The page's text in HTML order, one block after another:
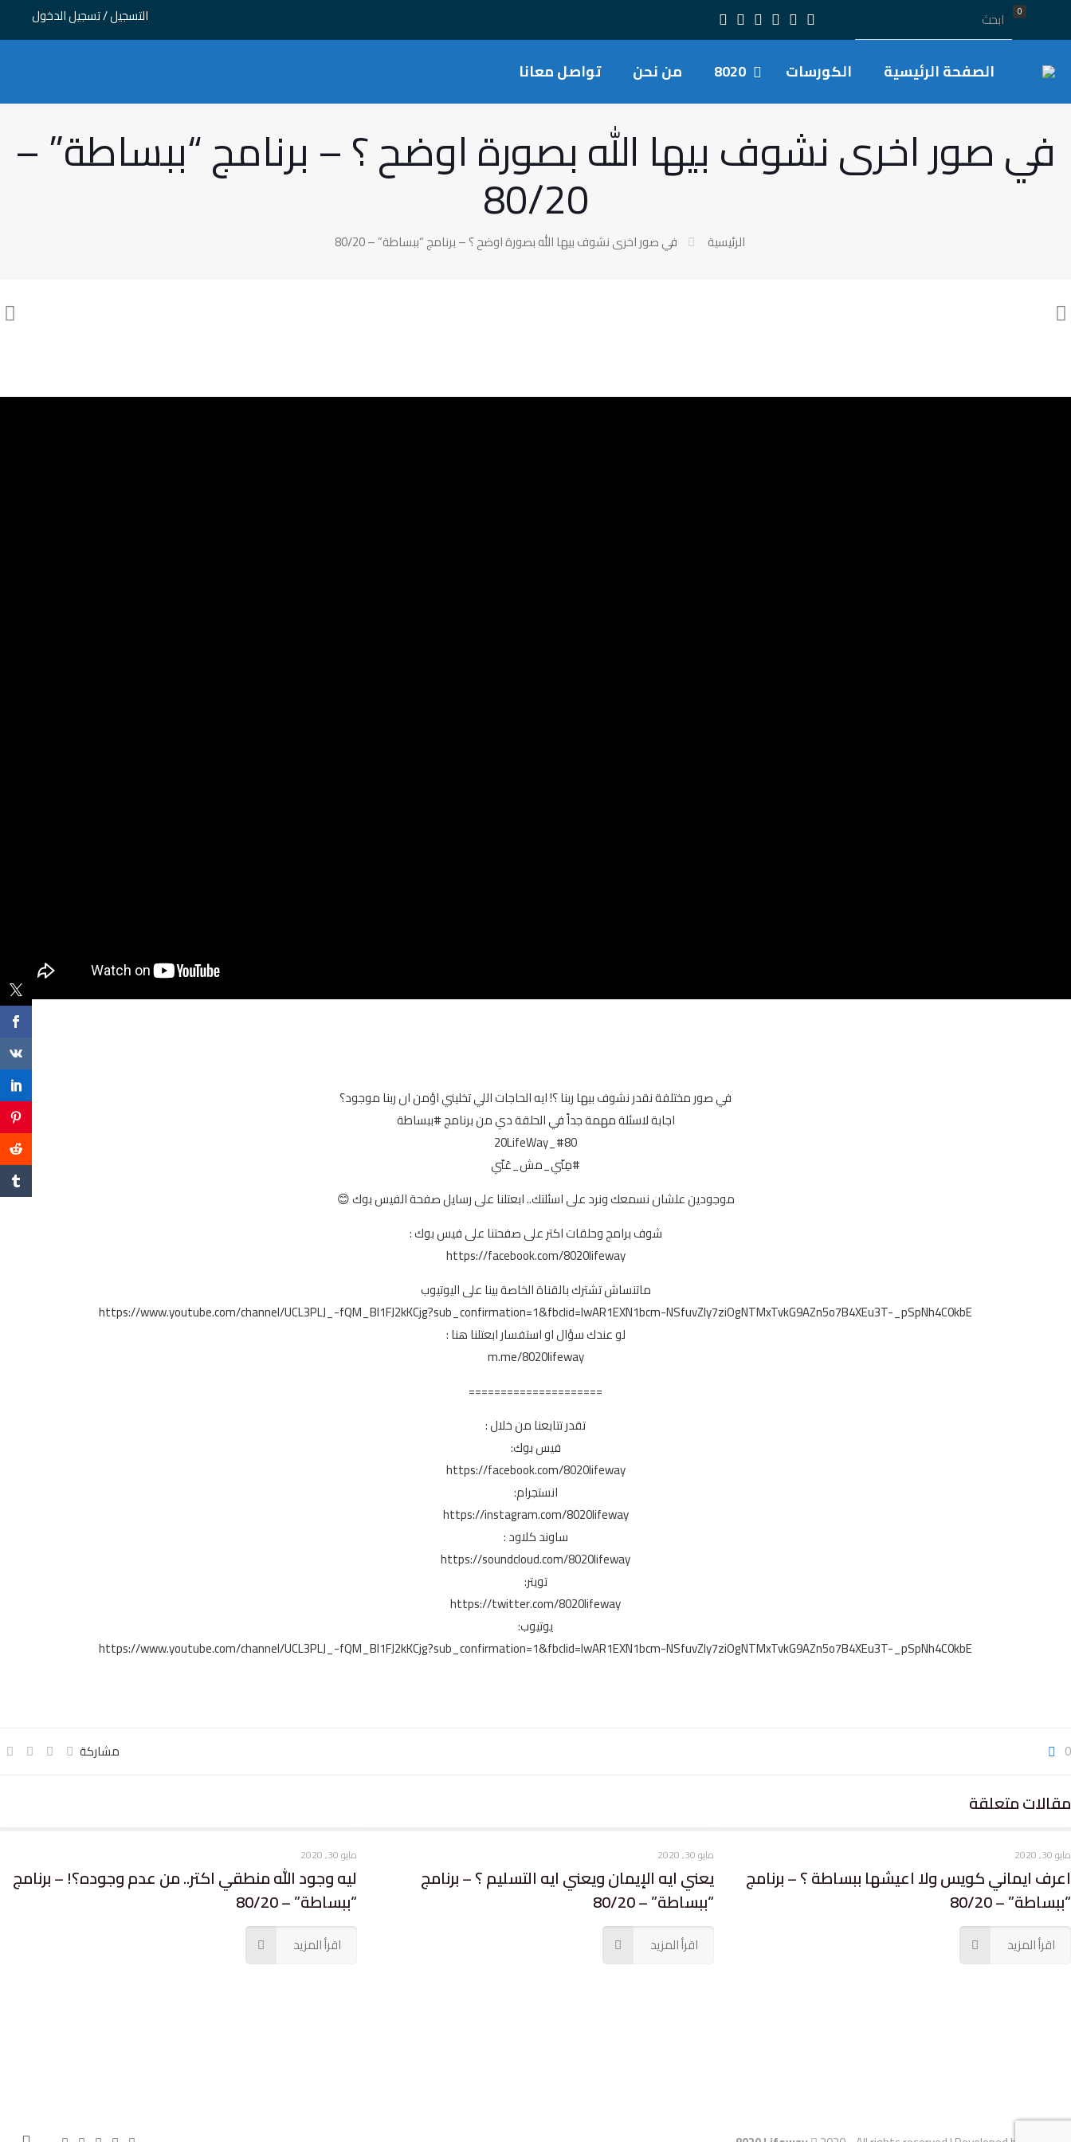
0 التسجيل / تسجيل الدخول
الصفحة الرئيسية الكورسات 8020 من نحن تواصل معانا
في صور اخرى نشوف بيها الله بصورة اوضح ؟ – برنامج “ببساطة” –
80/20
الرئيسية في صور اخرى نشوف بيها الله بصورة اوضح ؟ – برنامج “ببساطة” – 80/20
في صور مختلفة نقدر نشوف بيها ربنا ؟! ايه الحاجات اللي تخليني اؤمن ان ربنا موجود؟
اجابة لاسئلة مهمة جداً في الحلقة دي من برنامج #ببساطة
#80_20LifeWay
#مِنّي_مش_عَنّي
موجودين علشان نسمعك ونرد على اسئلتك.. ابعتلنا على رسايل صفحة الفيس بوك 😊
شوف برامج وحلقات اكتر على صفحتنا على فيس بوك :
https://facebook.com/8020lifeway
ماتنساش تشترك بالقناة الخاصة بينا على اليوتيوب
https://www.youtube.com/channel/UCL3PLJ_-fQM_Bl1FJ2kKCjg?sub_confirmation=1&fbclid=IwAR1EXN1bcm-NSfuvZly7ziOgNTMxTvkG9AZn5o7B4XEu3T-_pSpNh4C0kbE
لو عندك سؤال او استفسار ابعتلنا هنا :
m.me/8020lifeway
=====================
تقدر تتابعنا من خلال :
فيس بوك:
https://facebook.com/8020lifeway
انستجرام:
https://instagram.com/8020lifeway
ساوند كلاود :
https://soundcloud.com/8020lifeway
تويتر:
https://twitter.com/8020lifeway
يوتيوب:
https://www.youtube.com/channel/UCL3PLJ_-fQM_Bl1FJ2kKCjg?sub_confirmation=1&fbclid=IwAR1EXN1bcm-NSfuvZly7ziOgNTMxTvkG9AZn5o7B4XEu3T-_pSpNh4C0kbE
مشاركة 0
مقالات متعلقة
مايو 30, 2020
اعرف ايماني كويس ولا اعيشها ببساطة ؟ – برنامج
“ببساطة” – 80/20
اقرأ المزيد
مايو 30, 2020
يعني ايه الإيمان ويعني ايه التسليم ؟ – برنامج
“ببساطة” – 80/20
اقرأ المزيد
مايو 30, 2020
ليه وجود الله منطقي اكتر.. من عدم وجوده؟! – برنامج
“ببساطة” – 80/20
اقرأ المزيد